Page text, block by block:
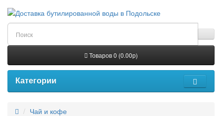
Товаров 0 (0.00р)
Категории
Чай и кофе